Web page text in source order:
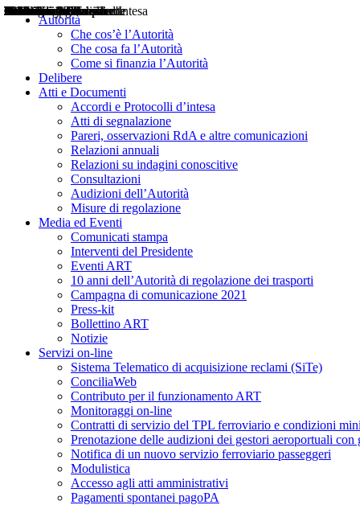
Autorità
Che cos’è l’Autorità
Che cosa fa l’Autorità
Come si finanzia l’Autorità
Delibere
Atti e Documenti
Accordi e Protocolli d’intesa
Atti di segnalazione
Pareri, osservazioni RdA e altre comunicazioni
Relazioni annuali
Relazioni su indagini conoscitive
Consultazioni
Audizioni dell’Autorità
Misure di regolazione
Media ed Eventi
Comunicati stampa
Interventi del Presidente
Eventi ART
10 anni dell’Autorità di regolazione dei trasporti
Campagna di comunicazione 2021
Press-kit
Bollettino ART
Notizie
Servizi on-line
Sistema Telematico di acquisizione reclami (SiTe)
ConciliaWeb
Contributo per il funzionamento ART
Monitoraggi on-line
Contratti di servizio del TPL ferroviario e condizioni
Prenotazione delle audizioni dei gestori aeroportuali con
Notifica di un nuovo servizio ferroviario passeggeri
Modulistica
Accesso agli atti amministrativi
Pagamenti spontanei pagoPA
Delibere
Pareri
Consultazioni
Audizioni
Atti di Segnalazione
Accordi e Protocolli d'Intesa
Relazioni annuali
Misure di regolazione
Notizie
Comunicati Stampa
Bollettini ART
Convegni ART
Interviste del Presidente
Articoli in primo piano
Interventi del Presidente
2004
2005
2010
2013
2014
2015
2016
2017
2018
2019
202
2020
2021
2022
2023
2024
2025
2026
Aereo
Marittimo
Terrestre